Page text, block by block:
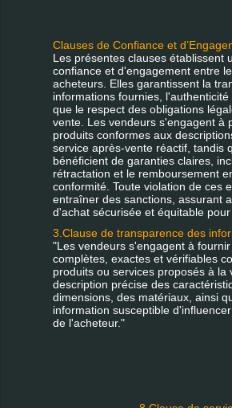
Clauses de Confiance et
Les présentes clauses établissent
confiance et d'engagement entre
acheteurs. Elles garantissent la
informations fournies,
que le respect des obligations
vente. Les vendeurs s'engagent à
produits conformes aux
service après-vente réactif, tandis
bénéficient de garanties claires,
rétractation et le remboursement
conformité. Toute violation de ces
entraîner des sanctions, assurant
d'achat sécurisée et équitable
3.Clause de transparence des
"Les vendeurs s'engagent à
complètes, exactes et vérifiables
produits ou services proposés à la
description précise des
dimensions, des matériaux, ainsi
information susceptible
de l'acheteur."